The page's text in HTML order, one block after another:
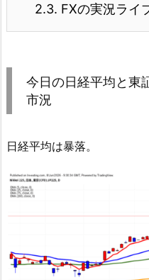
2.3. FXの実況ライ
今日の日経平均と東
市況
日経平均は暴落。